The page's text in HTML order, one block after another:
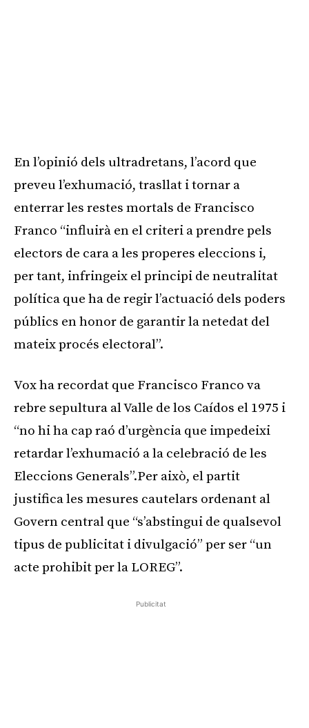
En l’opinió dels ultradretans, l’acord que
preveu l’exhumació, trasllat i tornar a
enterrar les restes mortals de Francisco
Franco “influirà en el criteri a prendre pels
electors de cara a les properes eleccions i,
per tant, infringeix el principi de neutralitat
política que ha de regir l’actuació dels poders
públics en honor de garantir la netedat del
mateix procés electoral”.
Vox ha recordat que Francisco Franco va
rebre sepultura al Valle de los Caídos el 1975 i
“no hi ha cap raó d’urgència que impedeixi
retardar l’exhumació a la celebració de les
Eleccions Generals”.Per això, el partit
justifica les mesures cautelars ordenant al
Govern central que “s’abstingui de qualsevol
tipus de publicitat i divulgació” per ser “un
acte prohibit per la LOREG”.
Publicitat